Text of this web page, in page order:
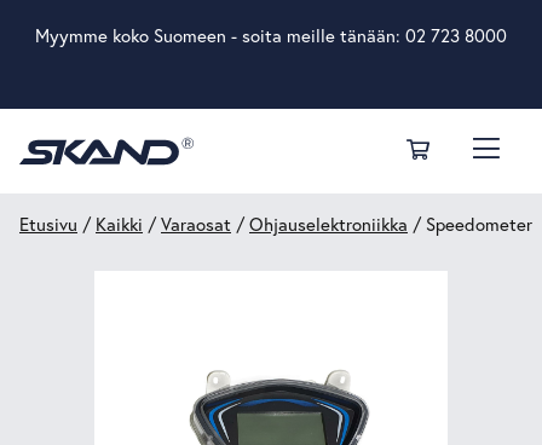
Myymme koko Suomeen - soita meille tänään: 02 723 8000
Etusivu / Kaikki /Varaosat /Ohjauselektroniikka / Speedometer